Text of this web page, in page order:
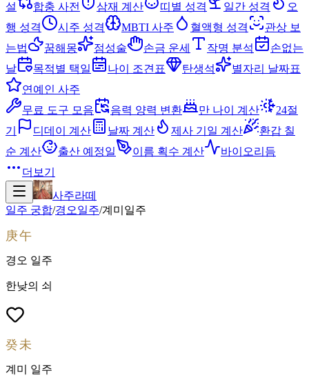
설
합충 사전 삼재 계산 띠별 성격 일간 성격
오
행 성격
시주 성격 MBTI 사주 혈액형 성격
관상 보
는법
꿈해몽 점성술 손금 운세 작명 분석
손없는
날
목적별 택일 나이 조견표 탄생석
별자리 날짜표
연예인 사주
무료 도구 모음
음력 양력 변환 만 나이 계산
24절
기
디데이 계산 날짜 계산 제사 기일 계산
환갑 칠
순 계산
출산 예정일 이름 획수 계산
바이오리듬
더보기
사주라떼
일주 궁합/경오일주/계미 일주
庚午
경오 일주
한낮의 쇠
癸未
계미 일주